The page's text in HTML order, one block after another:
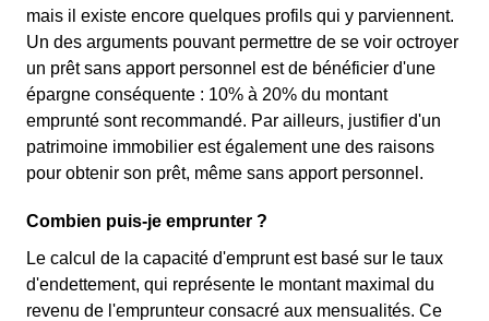
mais il existe encore quelques profils qui y parviennent.
Un des arguments pouvant permettre de se voir octroyer
un prêt sans apport personnel est de bénéficier d'une
épargne conséquente : 10% à 20% du montant
emprunté sont recommandé. Par ailleurs, justifier d'un
patrimoine immobilier est également une des raisons
pour obtenir son prêt, même sans apport personnel.
Combien puis-je emprunter ?
Le calcul de la capacité d'emprunt est basé sur le taux
d'endettement, qui représente le montant maximal du
revenu de l'emprunteur consacré aux mensualités. Ce